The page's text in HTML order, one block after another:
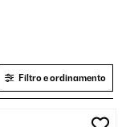
Filtro e ordinamento